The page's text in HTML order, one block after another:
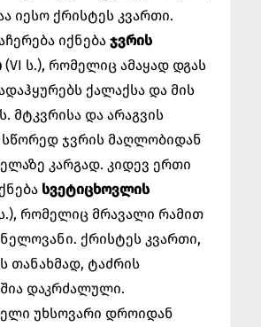
იესო ქრისტეს კვართი.
იქნება ჯვრის
(VI ს.), რომელიც ამაყად დგას
ქალაქსა და მის
მტკვრისა და არაგვის
სწორედ ჯვრის მაღლობიდან
კარგად. კიდევ ერთი
სვეტიცხოვლის
რომელიც მრავალი რამით
ქრისტეს კვართი,
თანახმად, ტაძრის
დაკრძალული.
უხსოვარი დროიდან